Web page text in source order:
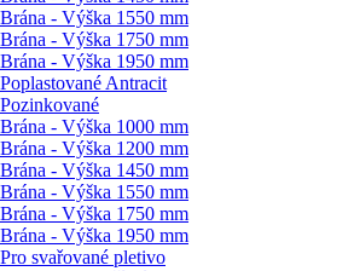
Brána - Výška 1550 mm
Brána - Výška 1750 mm
Brána - Výška 1950 mm
Poplastované Antracit
Pozinkované
Brána - Výška 1000 mm
Brána - Výška 1200 mm
Brána - Výška 1450 mm
Brána - Výška 1550 mm
Brána - Výška 1750 mm
Brána - Výška 1950 mm
Pro svařované pletivo